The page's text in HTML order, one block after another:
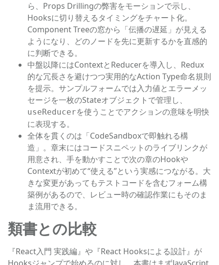
ら、Props Drillingの弊害をモーションで示し、
Hooksに切り替えるタイミングをチャート化。
Component Treeの窓から「伝播の遅延」が見える
ようになり、どのノードを先に更新するかを直感的
に判断できる。
中盤以降にはContextとReducerを導入し、Redux
的な冗長さを避けつつ実用的なAction Type命名規則
を提示。サンプルフォームでは入力値とエラーメッ
セージを一枚のStateオブジェクトで管理し、
useReducerを使うことでアクションの意味を明快
に表現する。
全体を貫くのは「CodeSandboxで即触れる構
造」。章末にはコードスニペットのライブリンクが
用意され、手を動かすことで次の章のHookや
Contextが初めて“使える”という実感につながる。大
きな変更があってもテストコードを含むフォーム構
築例があるので、レビュー時の確認作業にもそのま
ま流用できる。
類書との比較
『React入門 実践編』や『React Hooksによる設計』が